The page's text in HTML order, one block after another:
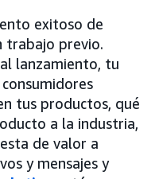
exitoso de
trabajo previo.
lanzamiento, tu
tus productos, qué
a la industria,
de valor a
y mensajes y